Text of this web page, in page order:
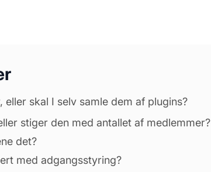
skal I selv samle dem af plugins?
stiger den med antallet af medlemmer?
det?
med adgangsstyring?